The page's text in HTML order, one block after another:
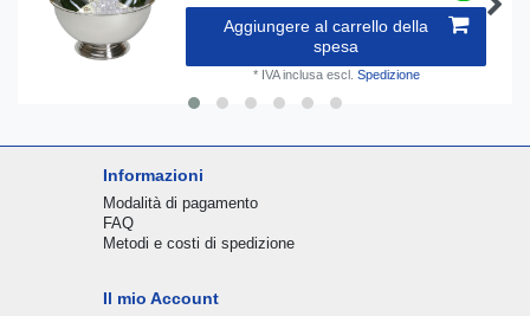
Aggiungere al carrello della
spesa
* IVA inclusaescl. Spedizione
Informazioni
Modalità di pagamento
FAQ
Metodi e costi di spedizione
Il mio Account